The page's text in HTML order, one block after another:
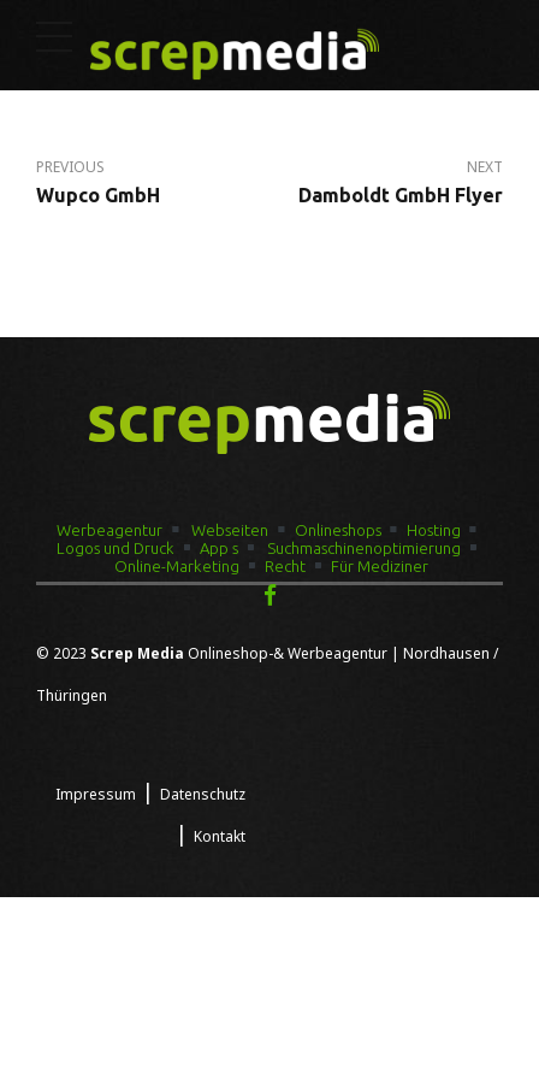
PREVIOUS
Wupco GmbH
NEXT
Damboldt GmbH Flyer
Werbeagentur Webseiten Onlineshops
Hosting
Logos und Druck
App s
Suchmaschinenoptimierung
Online-Marketing
Recht Für Mediziner
© 2023 Screp Media Onlineshop-& Werbeagentur | Nordhausen /
Thüringen
Impressum | Datenschutz
| Kontakt